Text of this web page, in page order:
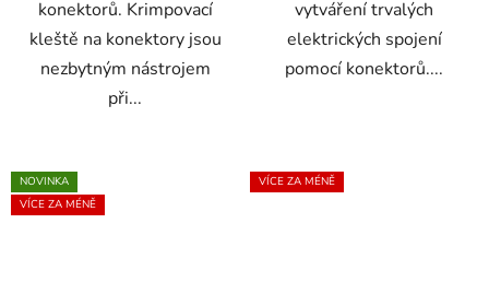
konektorů. Krimpovací
kleště na konektory jsou
nezbytným nástrojem
při...
vytváření trvalých
elektrických spojení
pomocí konektorů....
NOVINKA
VÍCE ZA MÉNĚ
VÍCE ZA MÉNĚ